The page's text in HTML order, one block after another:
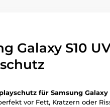
Galaxy S10
für Samsung Galaxy
vor Fett, Kratzern oder